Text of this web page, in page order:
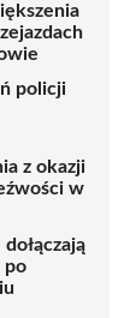
policji
z okazji
w
po